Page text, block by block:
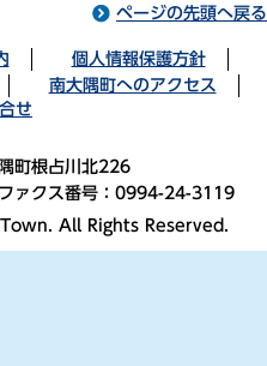
ページの先頭へ戻る
個人情報保護方針
南大隅町へのアクセス
せ
町根占川北226
ァクス番号：0994-24-3119
All Rights Reserved.